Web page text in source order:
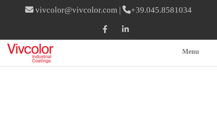
vivcolor@vivcolor.com | +39.045.8581034
Menu